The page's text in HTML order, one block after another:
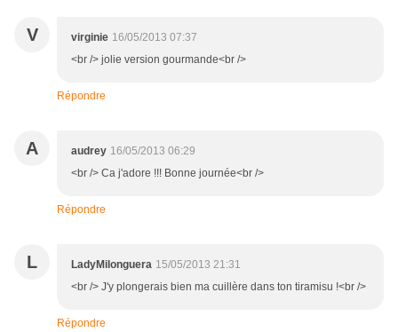
V virginie 16/05/2013 07:37
<br /> jolie version gourmande<br />
Répondre
A audrey 16/05/2013 06:29
<br /> Ca j'adore !!! Bonne journée<br />
Répondre
L LadyMilonguera 15/05/2013 21:31
<br /> J'y plongerais bien ma cuillère dans ton tiramisu !<br />
Répondre